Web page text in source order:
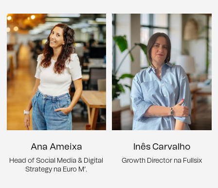
Ana Ameixa
Head of Social Media & Digital
Strategy na Euro M’.
Inês Carvalho
Growth Director na Fullsix